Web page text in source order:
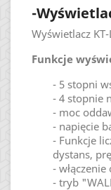
-
Wyświetlacz
Funkcje
- 5 stopni
- 4 stopnie
- moc
- napięcie
- Funkcje
dystans,
-
- tryb